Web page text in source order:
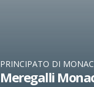
PRINCIPATO DI
Meregalli